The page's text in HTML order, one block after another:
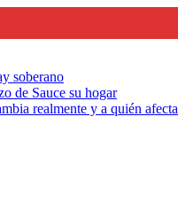
soberano
de Sauce su hogar
realmente y a quién afecta